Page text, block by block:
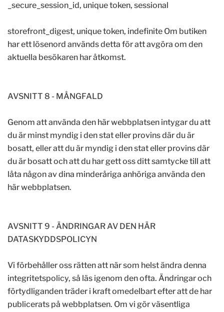
_secure_session_id, unique token, sessional
storefront_digest, unique token, indefinite Om butiken
har ett lösenord används detta för att avgöra om den
aktuella besökaren har åtkomst.
AVSNITT 8 - MÅNGFALD
Genom att använda den här webbplatsen intygar du att
du är minst myndig i den stat eller provins där du är
bosatt, eller att du är myndig i den stat eller provins där
du är bosatt och att du har gett oss ditt samtycke till att
låta någon av dina minderåriga anhöriga använda den
här webbplatsen.
AVSNITT 9 - ÄNDRINGAR AV DEN HÄR
DATASKYDDSPOLICYN
Vi förbehåller oss rätten att när som helst ändra denna
integritetspolicy, så läs igenom den ofta. Ändringar och
förtydliganden träder i kraft omedelbart efter att de har
publicerats på webbplatsen. Om vi gör väsentliga